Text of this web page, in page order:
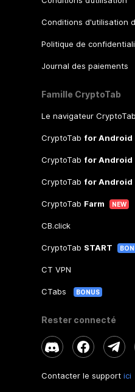
Conditions d'utilisation
Politique de
Journal des paiements
Famille CryptoTab
Le navigateur CryptoTab
CryptoTab for Android
CryptoTab for Android
CryptoTab for Android
CryptoTab Farm NEW
CB.click
CryptoTab START
CT VPN
CTabs BONUS
Rester connecté
Contacter le support ici